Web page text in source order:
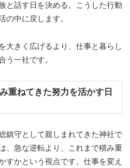
と話す日を決める。こうした行動
の中に戻します。
大きく広げるより、仕事と暮らし
う一社です。
重ねてきた努力を活かす日
鎮守として親しまれてきた神社で
、急な逆転より、これまで積み重
すかという視点です。仕事を変え